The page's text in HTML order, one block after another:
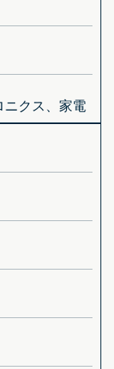
ニクス、家電